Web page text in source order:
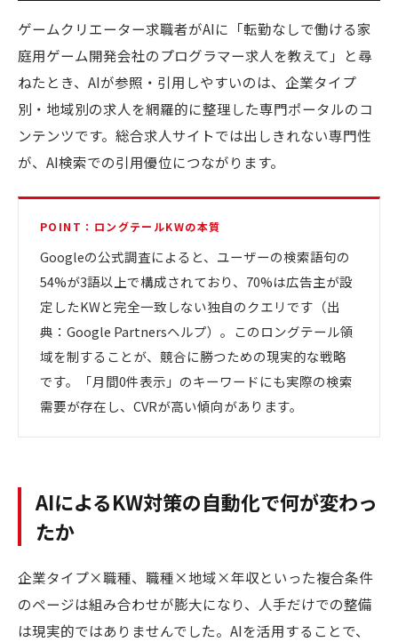
ゲームクリエーター求職者がAIに「転勤なしで働ける家
庭用ゲーム開発会社のプログラマー求人を教えて」と尋
ねたとき、AIが参照・引用しやすいのは、企業タイプ
別・地域別の求人を網羅的に整理した専門ポータルのコ
ンテンツです。総合求人サイトでは出しきれない専門性
が、AI検索での引用優位につながります。
POINT：ロングテールKWの本質
Googleの公式調査によると、ユーザーの検索語句の
54%が3語以上で構成されており、70%は広告主が設
定したKWと完全一致しない独自のクエリです（出
典：Google Partnersヘルプ）。このロングテール領
域を制することが、競合に勝つための現実的な戦略
です。「月間0件表示」のキーワードにも実際の検索
需要が存在し、CVRが高い傾向があります。
AIによるKW対策の自動化で何が変わっ
たか
企業タイプ×職種、職種×地域×年収といった複合条件
のページは組み合わせが膨大になり、人手だけでの整備
は現実的ではありませんでした。AIを活用することで、